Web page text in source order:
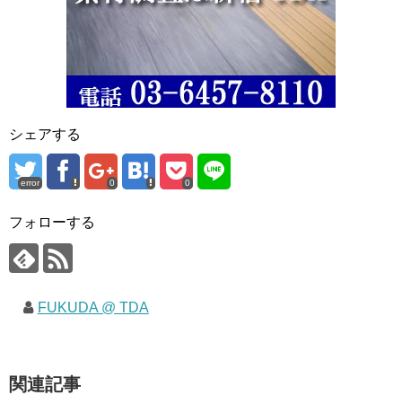
シェアする
error 0 0
フォローする
FUKUDA @ TDA
関連記事